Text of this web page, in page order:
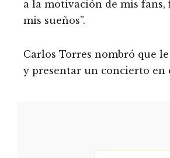
a la motivación de mis
mis sueños”.
Carlos Torres nombró que
y presentar un concierto en